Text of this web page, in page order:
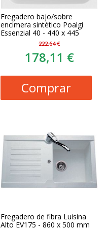
Fregadero bajo/sobre
encimera sintético Poalgi
Essenzial 40 - 440 x 445
222,64 €
178,11 €
Comprar
Fregadero de fibra Luisina
Alto EV175 - 860 x 500 mm